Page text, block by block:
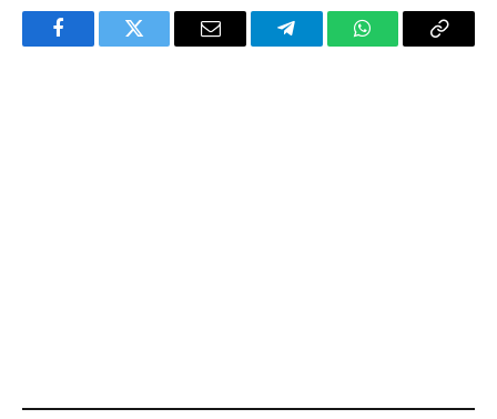
FacebookTwitter Email TelegramWhatsAppCopy